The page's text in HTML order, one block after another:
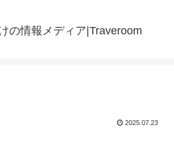
の情報メディア|Traveroom
2025.07.23